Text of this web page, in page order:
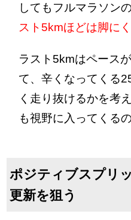
してもフルマラソン
スト5kmほどは脚に
ラスト5kmはペース
て、辛くなってくる
く走り抜けるかを考
も視野に入ってくる
ポジティブスプリ
更新を狙う